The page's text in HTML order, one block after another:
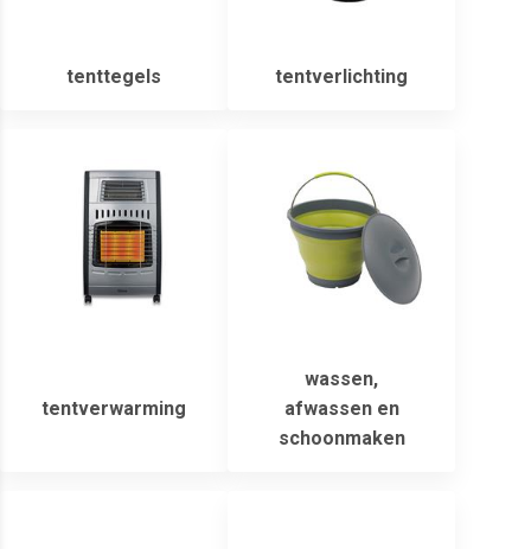
tenttegels tentverlichting
tentverwarming
wassen,
afwassen en
schoonmaken